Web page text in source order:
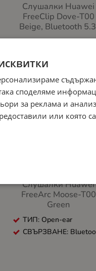
Слушалки Huawei
FreeClip Dove-T00
Beige, Bluetooth
20Hz - 20 KHz,
ТИП: Open-ear
Слушалки Huawei
FreeArc Moose-T00
Green
ТИП: Open-ear
СВЪРЗВАНЕ:
НЕНАЛИЧЕН
споделяме
за реклама и
или която